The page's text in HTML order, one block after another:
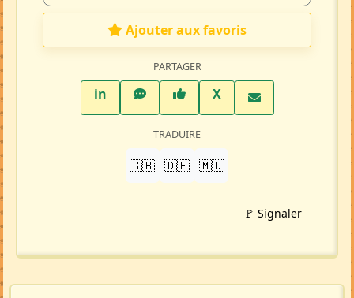
Ajouter aux favoris
PARTAGER
inLinkedInWhatsAppFacebook
XTwitter X
TRADUIRE
🇬🇧 🇩🇪 🇲🇬
🚩 Signaler